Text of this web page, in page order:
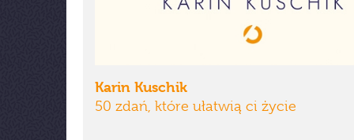
Karin Kuschik
50 zdań, które ułatwią ci życie